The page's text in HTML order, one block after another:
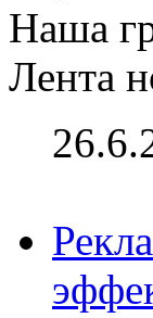
Наша
Лента